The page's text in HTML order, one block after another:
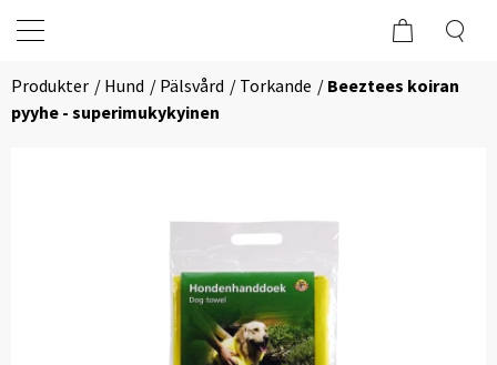
Produkter Hund Pälsvård Torkande
Beeztees koiran
pyyhe - superimukykyinen